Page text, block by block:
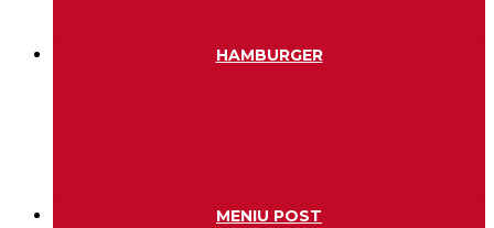
HAMBURGER
MENIU POST